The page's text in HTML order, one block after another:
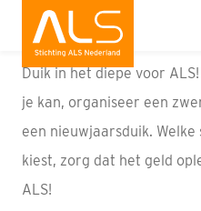
Wat is ALS
Wat kun jij doen
Bedrijven
Actiehulp
Duik in het diepe voor
je kan, organiseer een
een nieuwjaarsduik.
kiest, zorg dat het geld
ALS!